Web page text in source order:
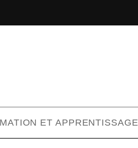
ET APPRENTISSAGE